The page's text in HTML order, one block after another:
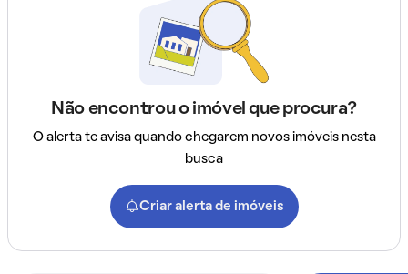
Não encontrou o imóvel que procura?
O alerta te avisa quando chegarem novos imóveis nesta
busca
Criar alerta de imóveis